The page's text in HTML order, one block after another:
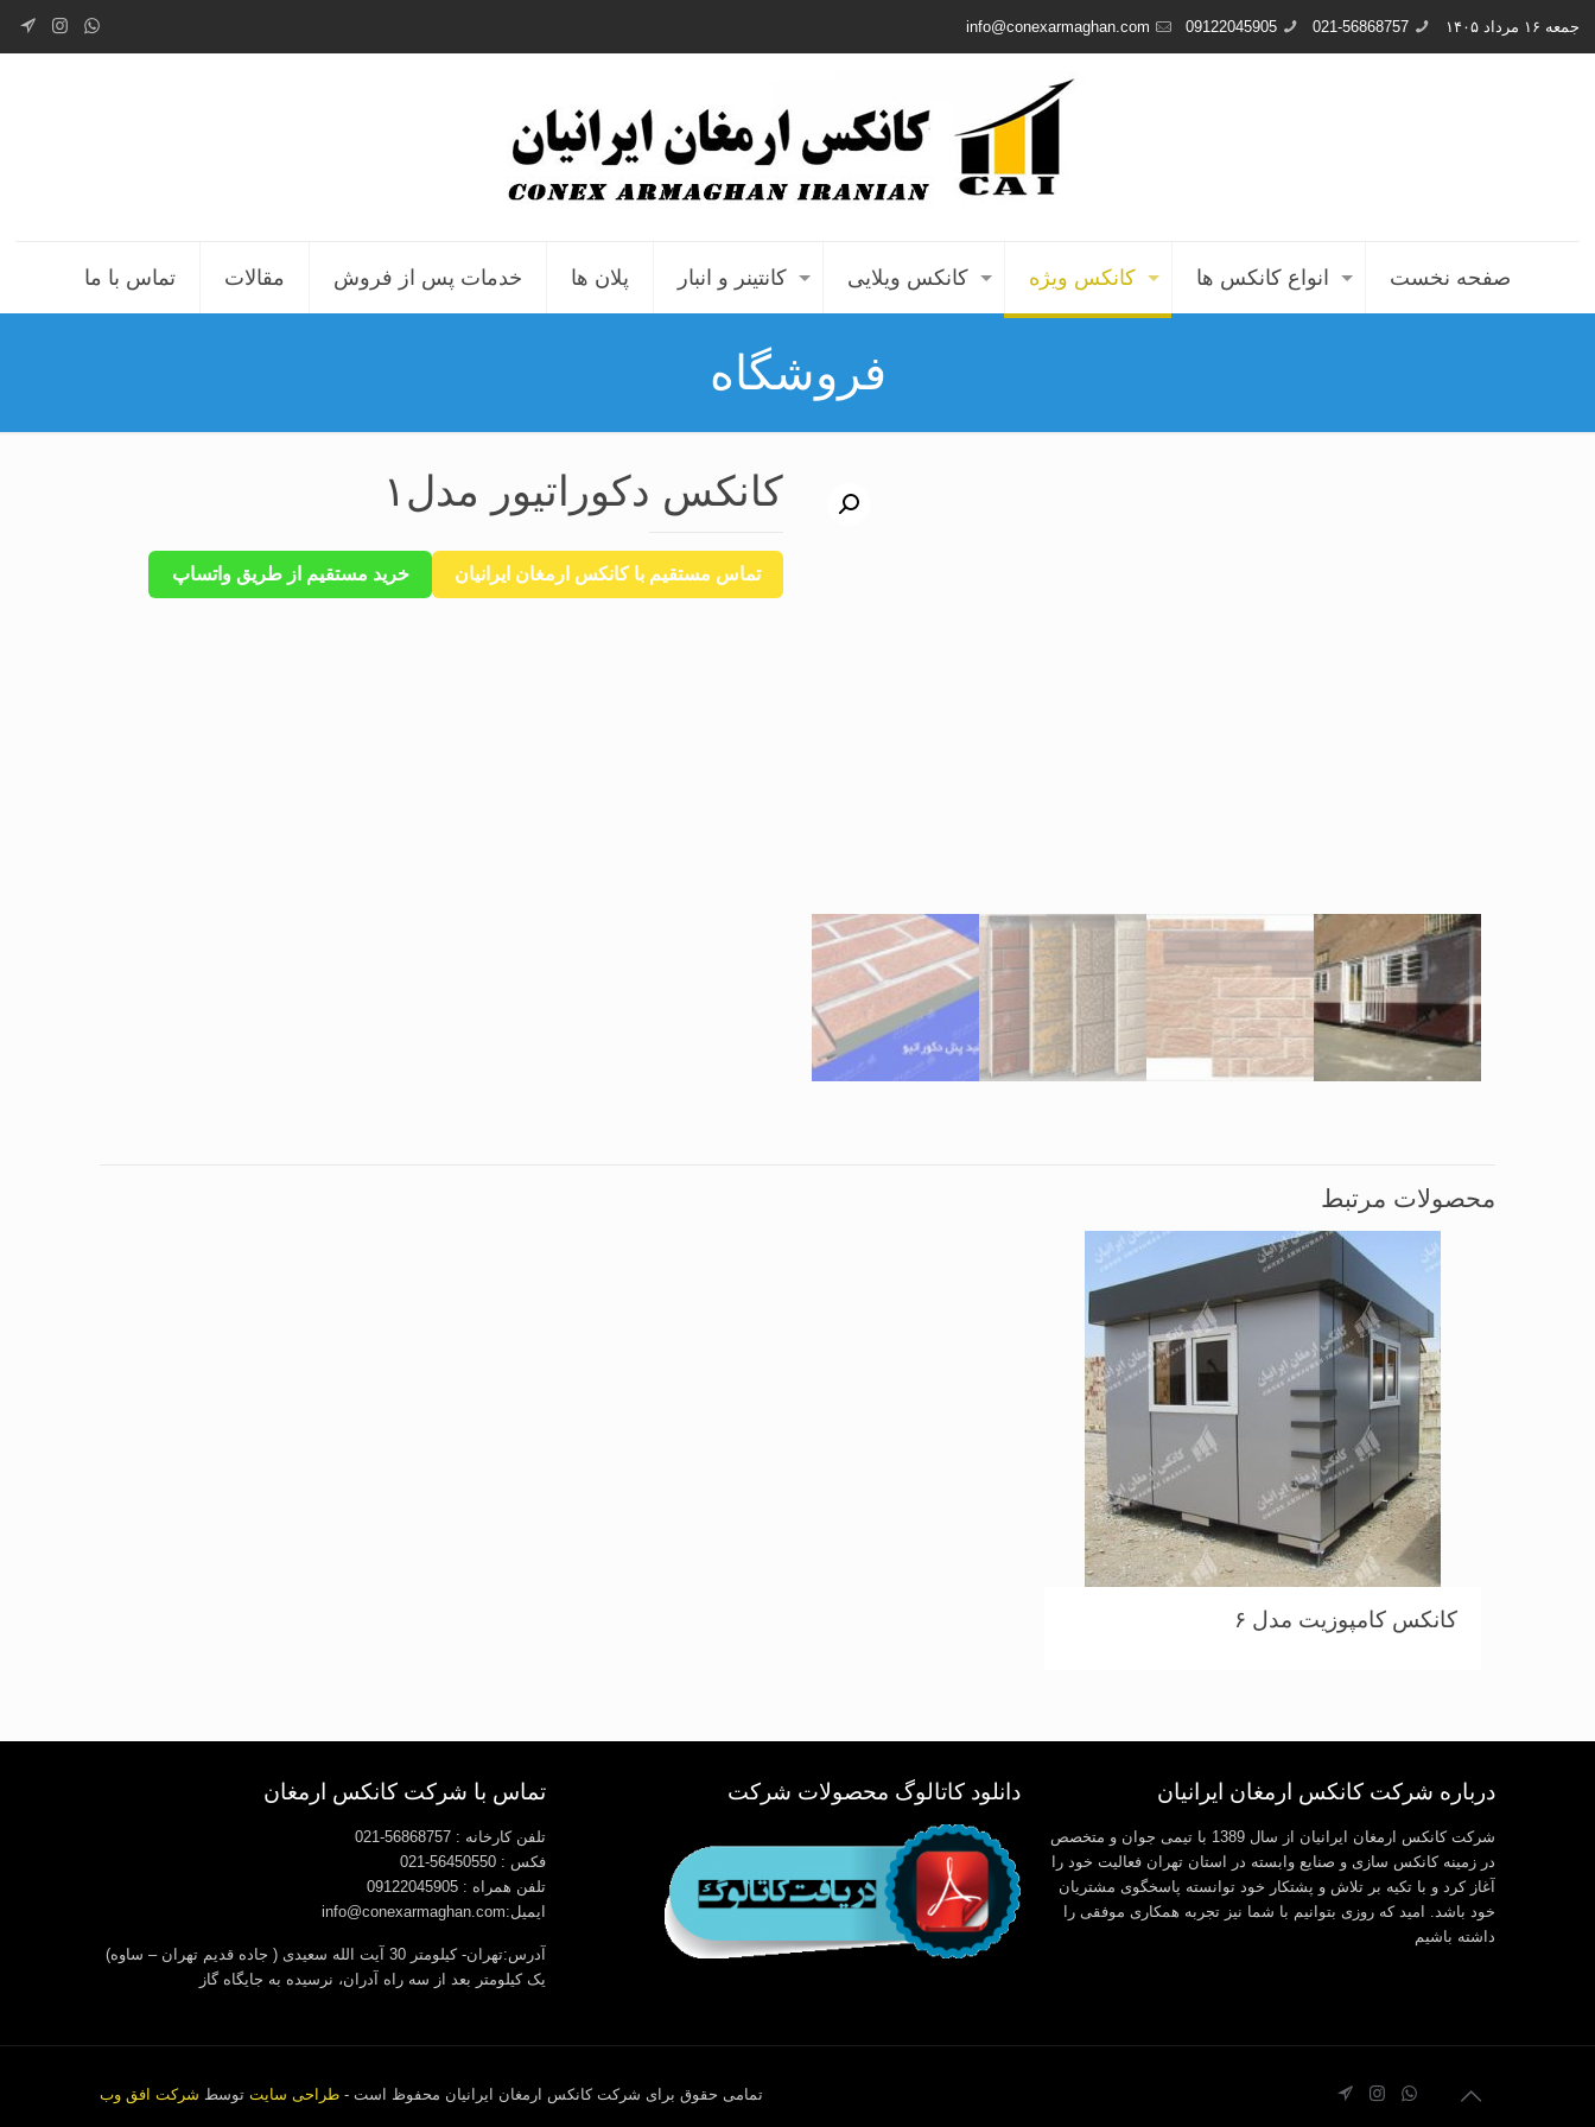
جمعه ۱۶ مرداد ۱۴۰۵ 021-56868757
09122045905
info@conexarmaghan.com
صفحه نخست انواع کانکس ها کانکس ویژه کانکس ویلایی کانتینر و انبار پلان ها خدمات پس از فروش مقالات تماس با ما
فروشگاه
کانکس دکوراتیور مدل۱
تماس مستقیم با کانکس ارمغان ایرانیان خرید مستقیم از طریق واتساپ
محصولات مرتبط
کانکس کامپوزیت مدل ۶
درباره شرکت کانکس ارمغان ایرانیان
شرکت کانکس ارمغان ایرانیان از سال 1389 با تیمی جوان و متخصص
در زمینه کانکس سازی و صنایع وابسته در استان تهران فعالیت خود را
آغاز کرد و با تکیه بر تلاش و پشتکار خود توانسته پاسخگوی مشتریان
خود باشد. امید که روزی بتوانیم با شما نیز تجربه همکاری موفقی را
داشته باشیم
دانلود کاتالوگ محصولات شرکت تماس با شرکت کانکس ارمغان
تلفن کارخانه : 56868757-021
فکس : 56450550-021
تلفن همراه : 09122045905
ایمیل:info@conexarmaghan.com
آدرس:تهران- کیلومتر 30 آیت الله سعیدی ( جاده قدیم تهران – ساوه)
یک کیلومتر بعد از سه راه آدران، نرسیده به جایگاه گاز
تمامی حقوق برای شرکت کانکس ارمغان ایرانیان محفوظ است - طراحی سایت توسط شرکت افق وب